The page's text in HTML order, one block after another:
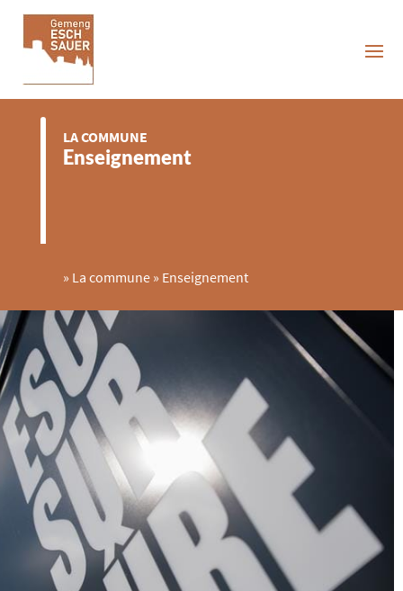
LA COMMUNE
Enseignement
» La commune » Enseignement